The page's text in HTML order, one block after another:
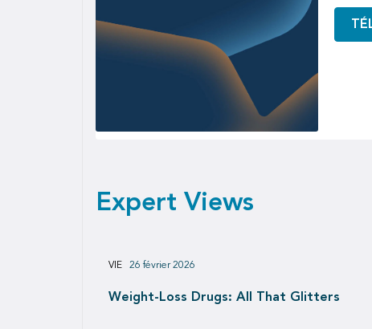
Expert Views
Weight-Loss Drugs: All That Glitters
VIE 26 février 2026